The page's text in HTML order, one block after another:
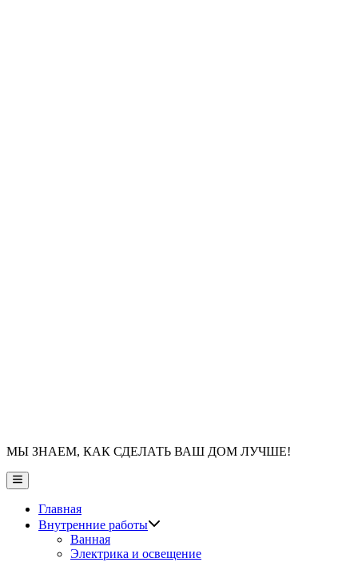
МЫ ЗНАЕМ, КАК СДЕЛАТЬ ВАШ ДОМ ЛУЧШЕ!
Главное
меню
Главная
Внутренние работы
Ванная
Электрика и освещение